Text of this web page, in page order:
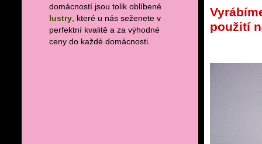
použití
domácností jsou tolik oblíbené
lustry , které u nás seženete v
perfektní kvalitě a za výhodné
ceny do každé domácnosti.